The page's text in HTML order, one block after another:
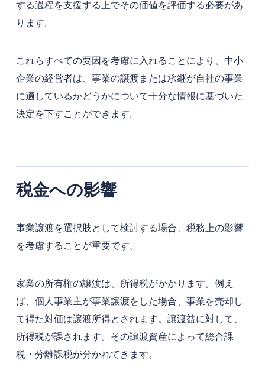
する過程を支援する上でその価値を評価する必要があ
ります。
これらすべての要因を考慮に入れることにより、中小
企業の経営者は、事業の譲渡または承継が自社の事業
に適しているかどうかについて十分な情報に基づいた
決定を下すことができます。
税金への影響
事業譲渡を選択肢として検討する場合、税務上の影響
を考慮することが重要です。
家業の所有権の譲渡は、所得税がかかります。例え
ば、個人事業主が事業譲渡をした場合、事業を売却し
て得た対価は譲渡所得とされます。譲渡益に対して、
所得税が課されます。その譲渡資産によって総合課
税・分離課税が分かれてきます。